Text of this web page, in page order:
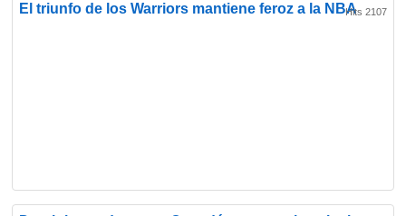
El triunfo de los Warriors mantiene feroz a la NBAHits 2107